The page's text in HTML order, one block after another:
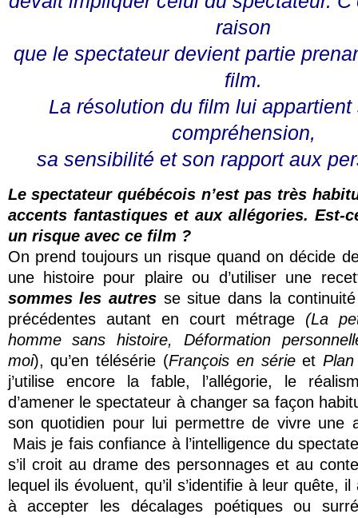
raison
que le spectateur devient partie
film.
La résolution du film lui
compréhension,
sa sensibilité et son rapport aux
Le spectateur québécois n’est pas très
accents fantastiques et aux allégories. Est-
un risque avec ce film ?
On prend toujours un risque quand on décide
une histoire pour plaire ou d’utiliser une
sommes les autresse situe dans la
précédentes autant en court métrage(La
homme sans histoire,
Déformation
moi), qu’en télésérie (François en sérieet
j’utilise encore la fable, l’allégorie, le
d’amener le spectateur à changer sa façon
son quotidien pour lui permettre de vivre une
Mais je fais confiance à l’intelligence du
s’il croit au drame des personnages et au
lequel ils évoluent, qu’il s’identifie à leur quête,
à accepter les décalages poétiques ou